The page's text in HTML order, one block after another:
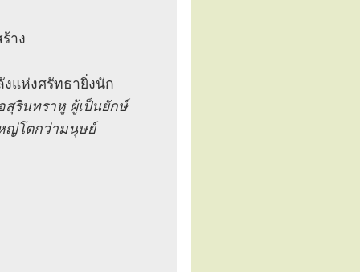
าง
แห่งศรัทธายิ่งนัก
รินทราหู ผู้เป็นยักษ์
ญ่โตกว่ามนุษย์